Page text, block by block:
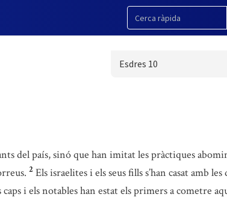
Esdres 10
del país, sinó que han imitat les pràctiques
2 Els israelites i els seus fills s’han casat amb les
i els notables han estat els primers a cometre